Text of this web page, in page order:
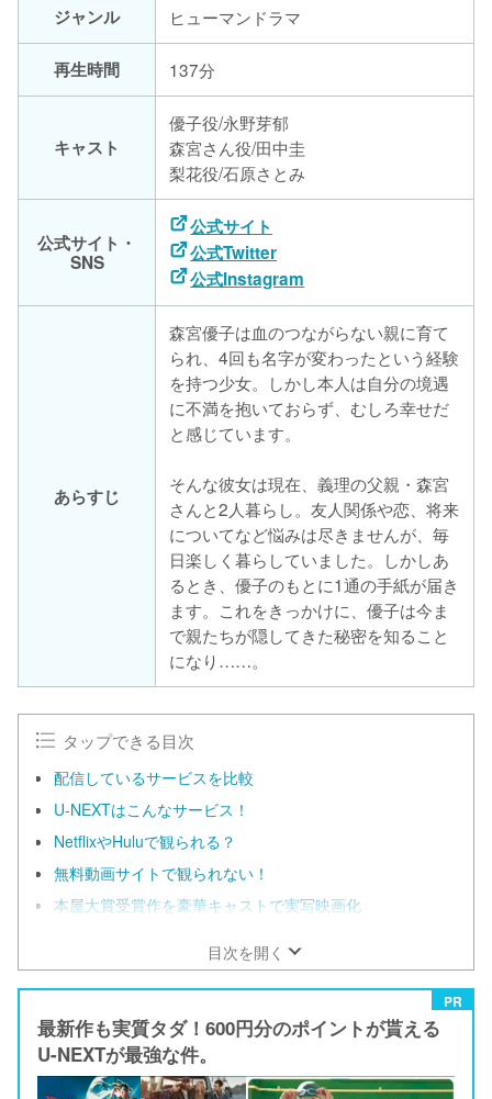
ジャンル ヒューマンドラマ
再生時間 137分
キャスト
優子役/永野芽郁
森宮さん役/田中圭
梨花役/石原さとみ
公式サイト・
SNS
公式サイト
公式Twitter
公式Instagram
あらすじ
森宮優子は血のつながらない親に育て
られ、4回も名字が変わったという経験
を持つ少女。しかし本人は自分の境遇
に不満を抱いておらず、むしろ幸せだ
と感じています。
そんな彼女は現在、義理の父親・森宮
さんと2人暮らし。友人関係や恋、将来
についてなど悩みは尽きませんが、毎
日楽しく暮らしていました。しかしあ
るとき、優子のもとに1通の手紙が届き
ます。これをきっかけに、優子は今ま
で親たちが隠してきた秘密を知ること
になり……。
タップできる目次
配信しているサービスを比較
U-NEXTはこんなサービス！
NetflixやHuluで観られる？
無料動画サイトで観られない！
本屋大賞受賞作を豪華キャストで実写映画化
目次を開く
PR
最新作も実質タダ！600円分のポイントが貰える
U-NEXTが最強な件。